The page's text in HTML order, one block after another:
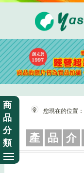
商
品
分
類
您現在的位置：
產 品 介